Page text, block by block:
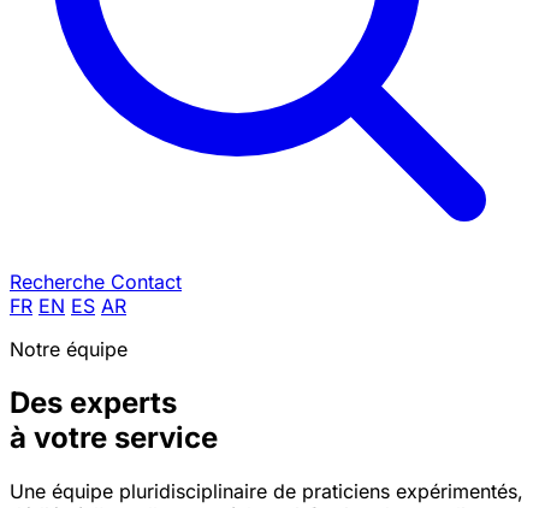
Recherche Contact
FR EN ES AR
Notre équipe
Des experts
à votre service
Une équipe pluridisciplinaire de praticiens expérimentés,